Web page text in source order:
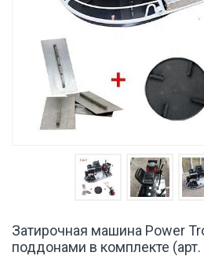
Затирочная машина Power
поддонами в комплекте